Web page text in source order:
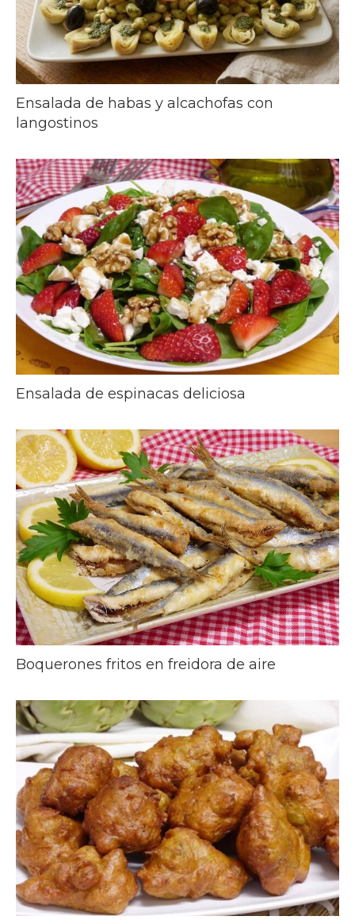
Ensalada de habas y alcachofas con
langostinos
Ensalada de espinacas deliciosa
Boquerones fritos en freidora de aire